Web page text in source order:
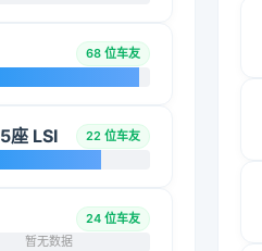
68 位车友
座 LSI 22 位车友
24 位车友
暂无数据